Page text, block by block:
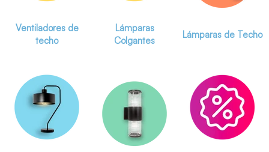
Ventiladores de
techo
Lámparas
Colgantes
Lámparas de Techo